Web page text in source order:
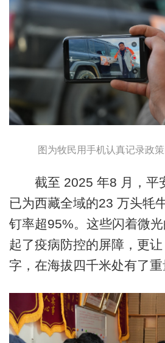
图为牧民用手机认真记录政
截至 2025 年8 月，平
已为西藏全域的23 万头牦
钉率超95%。这些闪着微
起了疫病防控的屏障，更让
字，在海拔四千米处有了重